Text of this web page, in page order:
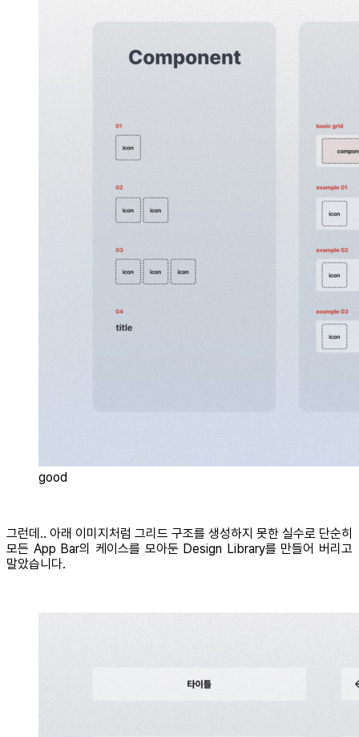
good
그런데.. 아래 이미지처럼 그리드 구조를 생성하지 못한 실수로 단순히
모든 App Bar의 케이스를 모아둔 Design Library를 만들어 버리고
말았습니다.